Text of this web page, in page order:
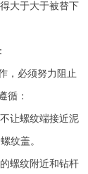
大于大于被替下
必须努力阻止
循：
让螺纹端接近泥
纹盖。
螺纹附近和钻杆